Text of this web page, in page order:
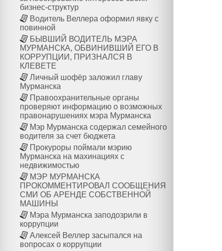
бизнес-структур
Водитель Веллера оформил явку с
повинной
БЫВШИЙ ВОДИТЕЛЬ МЭРА
МУРМАНСКА, ОБВИНИВШИЙ ЕГО В
КОРРУПЦИИ, ПРИЗНАЛСЯ В
КЛЕВЕТЕ
Личный шофёр заложил главу
Мурманска
Правоохранительные органы
проверяют информацию о возможных
правонарушениях мэра Мурманска
Мэр Мурманска содержал семейного
водителя за счет бюджета
Прокуроры поймали мэрию
Мурманска на махинациях с
недвижимостью
МЭР МУРМАНСКА
ПРОКОММЕНТИРОВАЛ СООБЩЕНИЯ
СМИ ОБ АРЕНДЕ СОБСТВЕННОЙ
МАШИНЫ
Мэра Мурманска заподозрили в
коррупции
Алексей Веллер засыпался на
вопросах о коррупции